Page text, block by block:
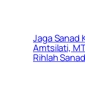
Jaga Sanad
Amtsilati,
Rihlah